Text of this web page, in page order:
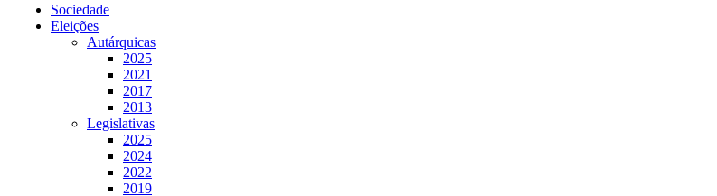
Sociedade
Eleições
Autárquicas
2025
2021
2017
2013
Legislativas
2025
2024
2022
2019